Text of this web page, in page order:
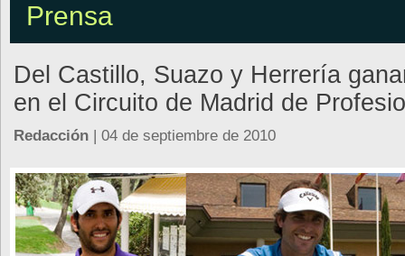
Prensa
Del Castillo, Suazo y Herrería
en el Circuito de Madrid de
Redacción | 04 de septiembre de 2010